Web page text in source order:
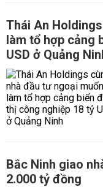
Thái An
làm tổ hợp cảng
USD ở Quảng
Bắc Ninh giao
2.000 tỷ đồng